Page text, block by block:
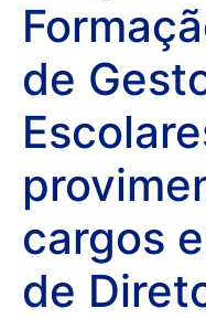
de
cargos
de